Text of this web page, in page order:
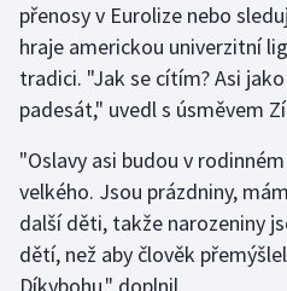
Lyže a snowboard
Moderní pětiboj
Motorsport
Olympijské hry
přenosy v Eurolize nebo
hraje americkou univerzitní
tradici. "Jak se cítím? Asi
padesát," uvedl s úsměvem
"Oslavy asi budou v
velkého. Jsou prázdniny,
další děti, takže narozeniny
dětí, než aby člověk